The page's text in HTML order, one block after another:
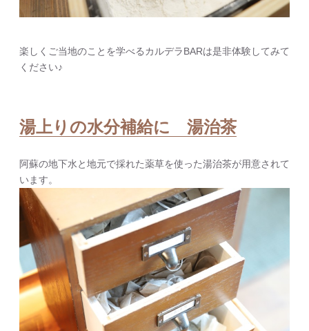
楽しくご当地のことを学べるカルデラBARは是非体験してみて
ください♪
湯上りの水分補給に 湯治茶
阿蘇の地下水と地元で採れた薬草を使った湯治茶が用意されて
います。